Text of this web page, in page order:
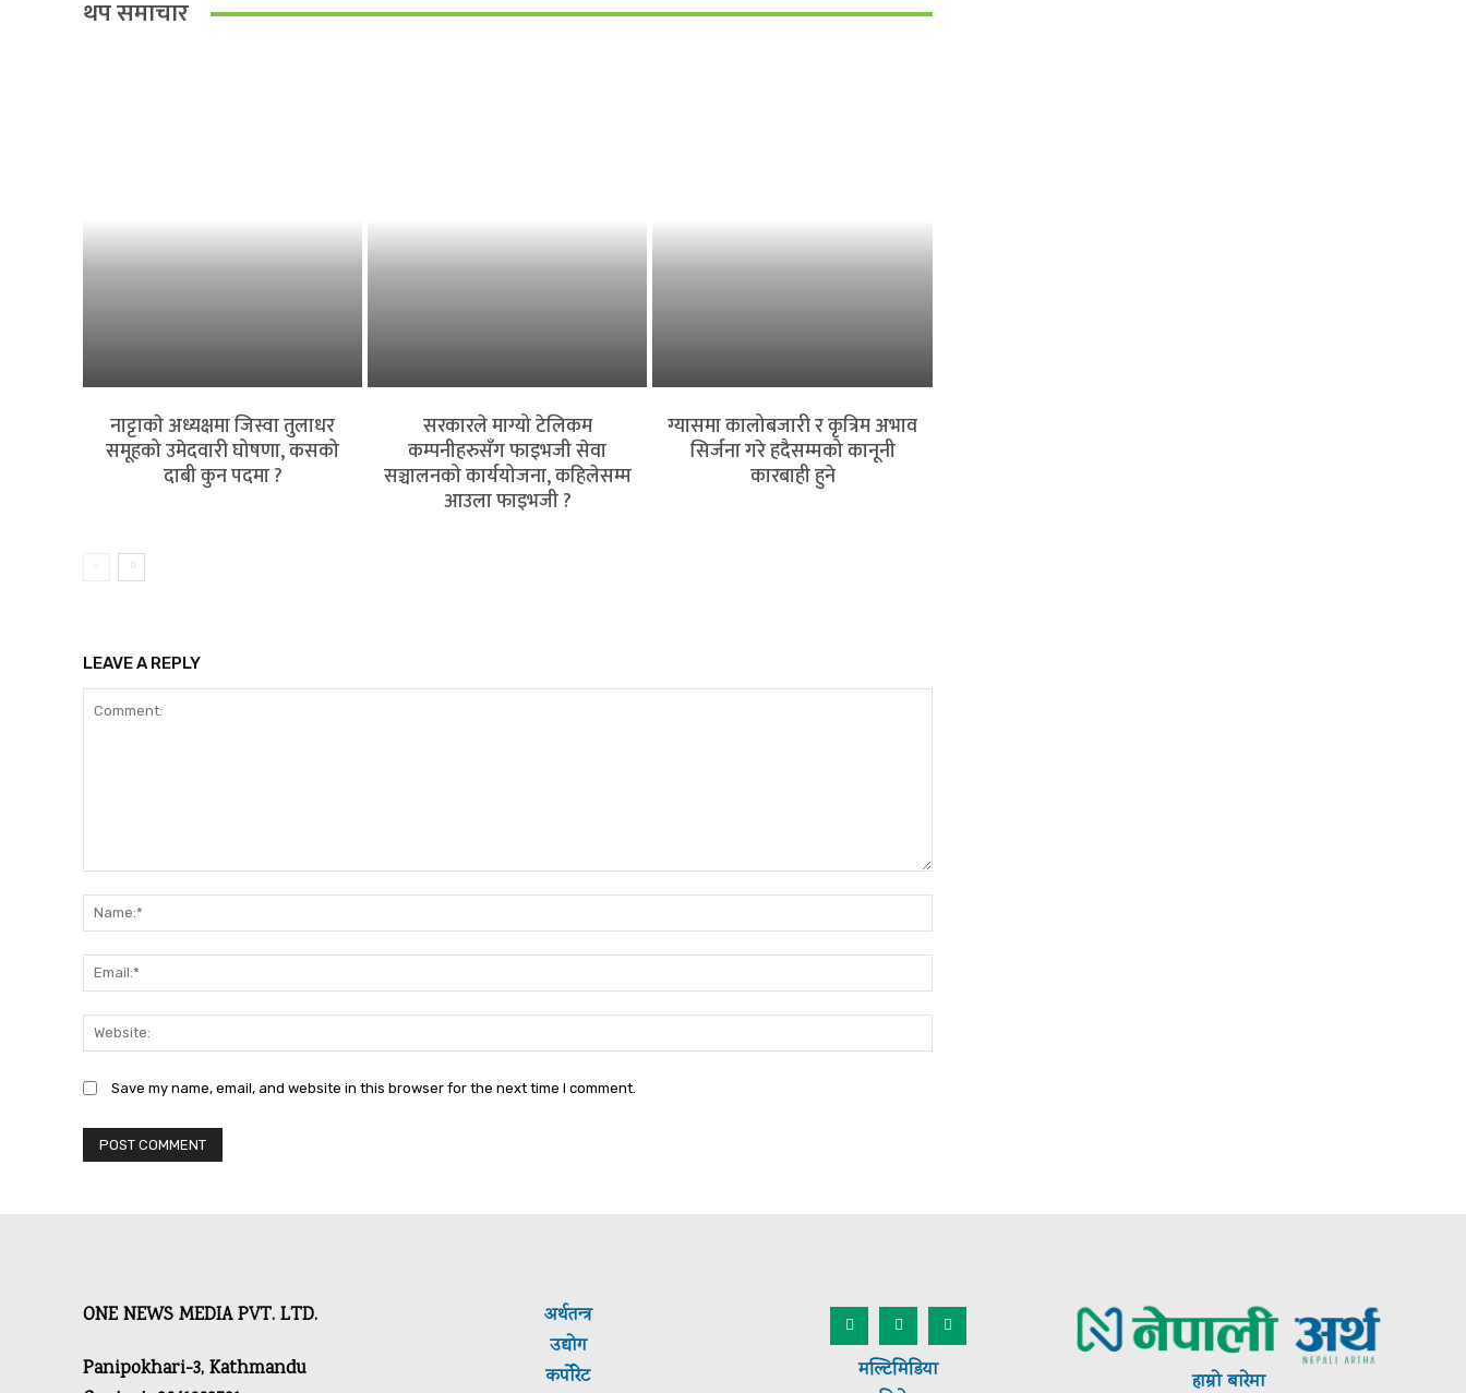
थप समाचार
नाट्टाकाे अध्यक्षमा जिस्वा तुलाधर
समूहको उमेदवारी घोषणा, कसको
दाबी कुन पदमा ?
सरकारले माग्यो टेलिकम
कम्पनीहरुसँग फाइभजी सेवा
सञ्चालनको कार्ययोजना, कहिलेसम्म
आउला फाइभजी ?
ग्यासमा कालोबजारी र कृत्रिम अभाव
सिर्जना गरे हदैसम्मको कानूनी
कारबाही हुने
LEAVE A REPLY
Save my name, email, and website in this browser for the next time I comment.
ONE NEWS MEDIA PVT. LTD.
Panipokhari-3, Kathmandu
अर्थतन्त्र
उद्योग
कर्पाेरेट
मल्टिमिडिया
हाम्रो बारेमा